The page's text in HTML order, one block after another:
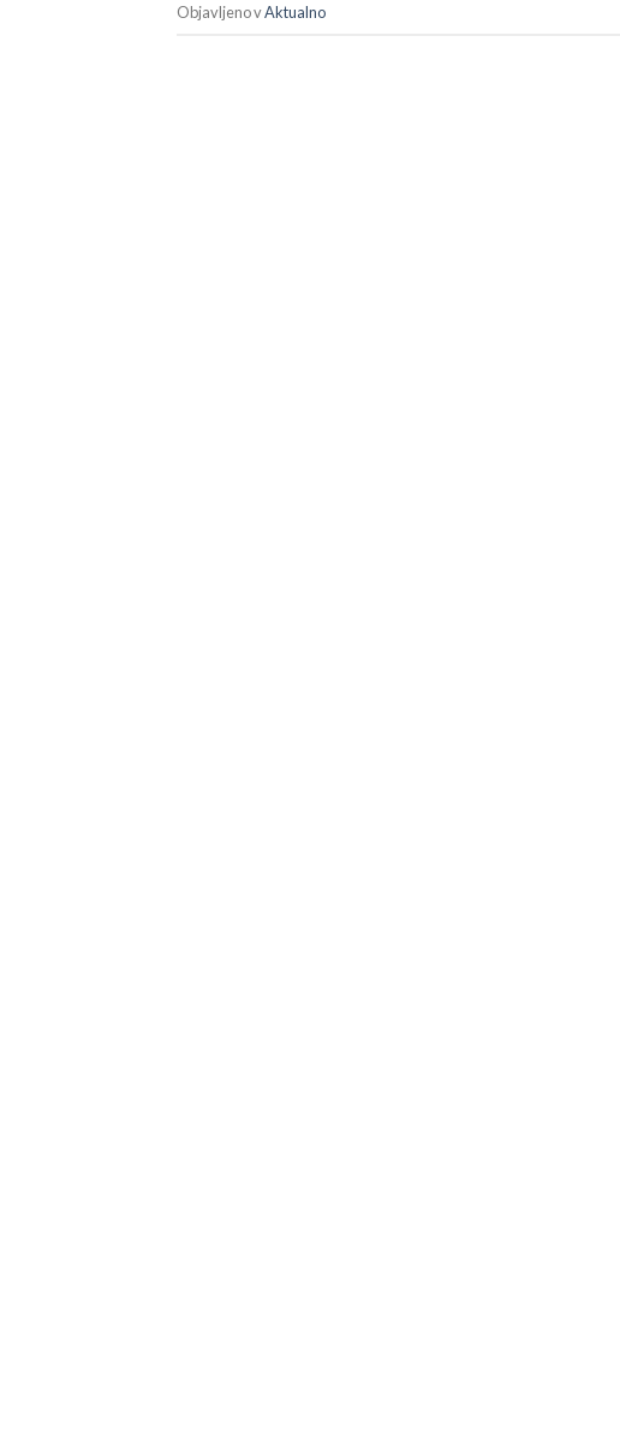
Objavljeno vAktualno